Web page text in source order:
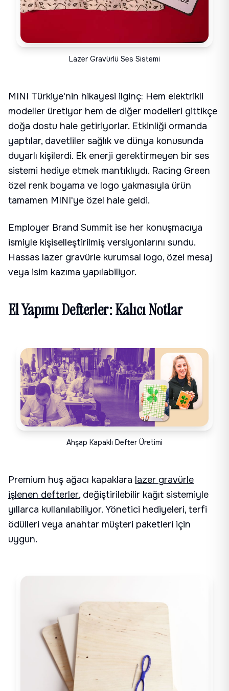
Lazer Gravürlü Ses Sistemi
MINI Türkiye'nin hikayesi ilginç: Hem elektrikli
modeller üretiyor hem de diğer modelleri gittikçe
doğa dostu hale getiriyorlar. Etkinliği ormanda
yaptılar, davetliler sağlık ve dünya konusunda
duyarlı kişilerdi. Ek enerji gerektirmeyen bir ses
sistemi hediye etmek mantıklıydı. Racing Green
özel renk boyama ve logo yakmasıyla ürün
tamamen MINI'ye özel hale geldi.
Employer Brand Summit ise her konuşmacıya
ismiyle kişiselleştirilmiş versiyonlarını sundu.
Hassas lazer gravürle kurumsal logo, özel mesaj
veya isim kazıma yapılabiliyor.
El Yapımı Defterler: Kalıcı Notlar
Ahşap Kapaklı Defter Üretimi
Premium huş ağacı kapaklara lazer gravürle
işlenen defterler, değiştirilebilir kağıt sistemiyle
yıllarca kullanılabiliyor. Yönetici hediyeleri, terfi
ödülleri veya anahtar müşteri paketleri için
uygun.